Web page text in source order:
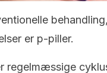
er p-piller.
regelmæssige